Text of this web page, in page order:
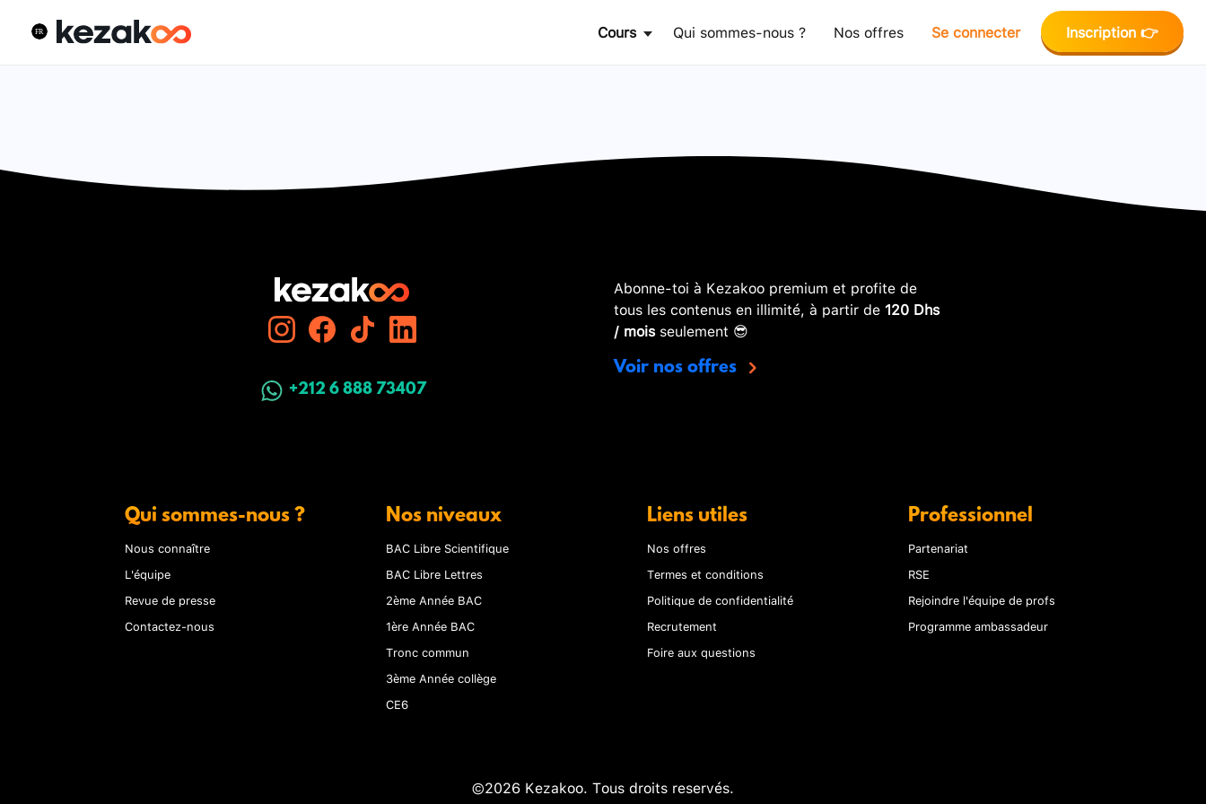
Cours Qui sommes-nous ? Nos offres Se connecter Inscription 👉
+212 6 888 73407
Abonne-toi à Kezakoo premium et profite de
tous les contenus en illimité, à partir de 120 Dhs
/ moisseulement 😎
Voir nos offres
Qui sommes-nous ?
Nous connaître
L'équipe
Revue de presse
Contactez-nous
Nos niveaux
BAC Libre Scientifique
BAC Libre Lettres
2ème Année BAC
1ère Année BAC
Tronc commun
3ème Année collège
CE6
Liens utiles
Nos offres
Termes et conditions
Politique de confidentialité
Recrutement
Foire aux questions
Professionnel
Partenariat
RSE
Rejoindre l'équipe de profs
Programme ambassadeur
©2026 Kezakoo. Tous droits reservés.